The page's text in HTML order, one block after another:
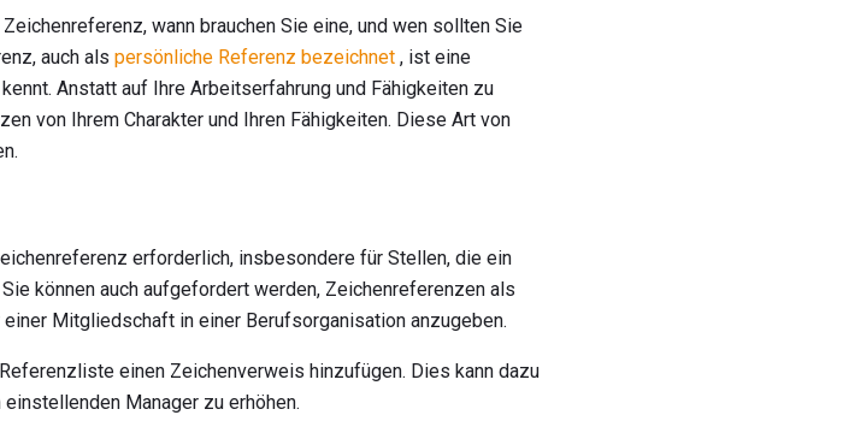
wann brauchen Sie eine, und wen sollten Sie
auch als persönliche Referenz bezeichnet , ist eine
Anstatt auf Ihre Arbeitserfahrung und Fähigkeiten zu
von Ihrem Charakter und Ihren Fähigkeiten. Diese Art von
erforderlich, insbesondere für Stellen, die ein
können auch aufgefordert werden, Zeichenreferenzen als
Mitgliedschaft in einer Berufsorganisation anzugeben.
einen Zeichenverweis hinzufügen. Dies kann dazu
Manager zu erhöhen.